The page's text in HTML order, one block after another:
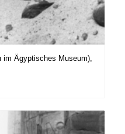
Ägyptisches Museum),